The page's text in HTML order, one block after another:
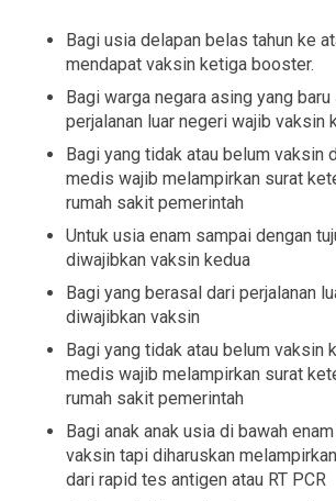
Bagi usia delapan belas tahun ke
mendapat vaksin ketiga booster.
Bagi warga negara asing yang baru
perjalanan luar negeri wajib vaksin
Bagi yang tidak atau belum vaksin
medis wajib melampirkan surat
rumah sakit pemerintah
Untuk usia enam sampai dengan
diwajibkan vaksin kedua
Bagi yang berasal dari perjalanan
diwajibkan vaksin
Bagi yang tidak atau belum vaksin
medis wajib melampirkan surat
rumah sakit pemerintah
Bagi anak anak usia di bawah
vaksin tapi diharuskan
dari rapid tes antigen atau RT PCR